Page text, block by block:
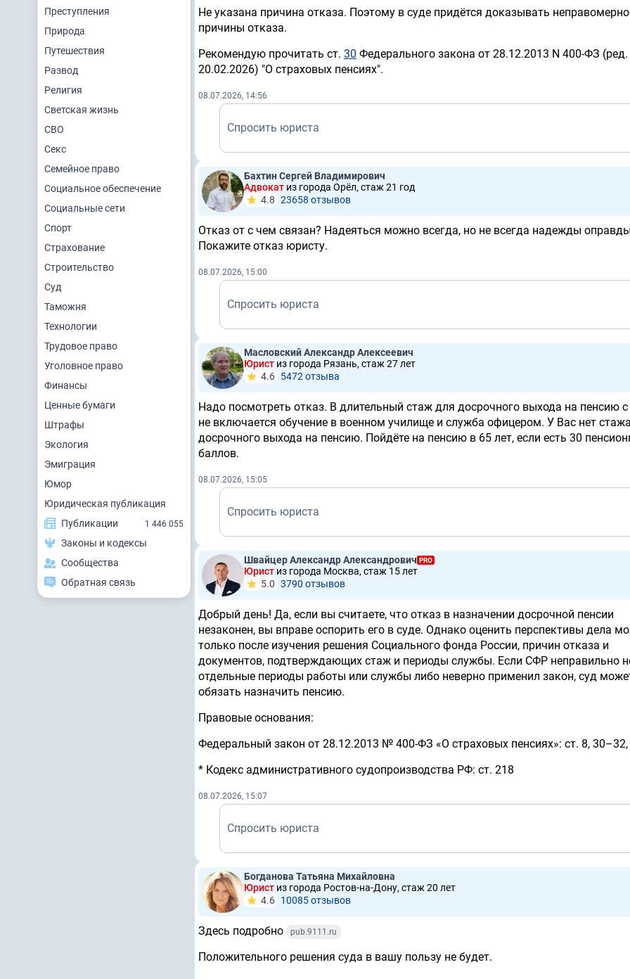
Преступления
Природа
Путешествия
Развод
Религия
Светская жизнь
СВО
Секс
Семейное право
Социальное обеспечение
Социальные сети
Спорт
Страхование
Строительство
Суд
Таможня
Технологии
Трудовое право
Уголовное право
Финансы
Ценные бумаги
Штрафы
Экология
Эмиграция
Юмор
Юридическая публикация
Публикации
1 446 055
Законы и кодексы
Сообщества
Обратная связь
Не указана причина отказа. Поэтому в суде придётся доказывать
причины отказа.
Рекомендую прочитать ст. 30 Федерального закона от 28.12.2013 N 400-ФЗ (ред.
20.02.2026) "О страховых пенсиях".
08.07.2026, 14:56
Спросить юриста
Бахтин Сергей Владимирович
Адвокат из города Орёл, стаж 21 год
4.8 23658 отзывов
Отказ от с чем связан? Надеяться можно всегда, но не всегда надежды
Покажите отказ юристу.
08.07.2026, 15:00
Спросить юриста
Масловский Александр Алексеевич
Юрист из города Рязань, стаж 27 лет
4.6 5472 отзывa
Надо посмотреть отказ. В длительный стаж для досрочного выхода на пенсию с
не включается обучение в военном училище и служба офицером. У Вас нет
досрочного выхода на пенсию. Пойдёте на пенсию в 65 лет, если есть 30
баллов.
08.07.2026, 15:05
Спросить юриста
Швайцер Александр Александрович PRO
Юрист из города Москва, стаж 15 лет
5.0 3790 отзывов
Добрый день! Да, если вы считаете, что отказ в назначении досрочной пенсии
незаконен, вы вправе оспорить его в суде. Однако оценить перспективы дела
только после изучения решения Социального фонда России, причин отказа и
документов, подтверждающих стаж и периоды службы. Если СФР неправильно
отдельные периоды работы или службы либо неверно применил закон, суд
обязать назначить пенсию.
Правовые основания:
Федеральный закон от 28.12.2013 № 400-ФЗ «О страховых пенсиях»: ст. 8, 30–32,
* Кодекс административного судопроизводства РФ: ст. 218
08.07.2026, 15:07
Спросить юриста
Богданова Татьяна Михайловна
Юрист из города Ростов-на-Дону, стаж 20 лет
4.6 10085 отзывов
Здесь подробно pub.9111.ru
Положительного решения суда в вашу пользу не будет.